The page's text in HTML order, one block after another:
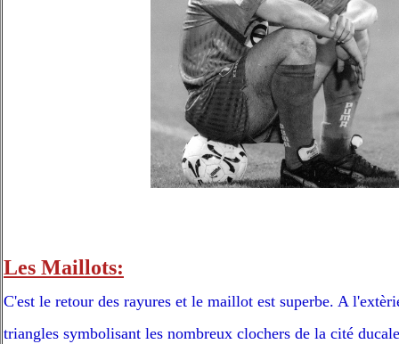
Les Maillots:
C'est le retour des rayures et le maillot est superbe. A
triangles symbolisant les nombreux clochers de la cité